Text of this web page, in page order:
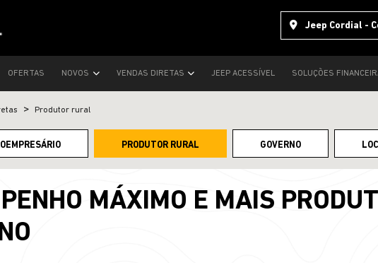
Jeep Cordial -
OFERTAS NOVOS VENDAS DIRETAS JEEP ACESSÍVEL SOLUÇÕES
Produtor rural
PRODUTOR RURAL GOVERNO
MÁXIMO E MAIS